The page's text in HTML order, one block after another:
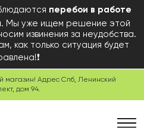
перебои в работе
. Мы уже ищем решение этой
извинения за неудобства.
как только ситуация будет
магазин! Адрес Спб, Ленинский
дом 94.